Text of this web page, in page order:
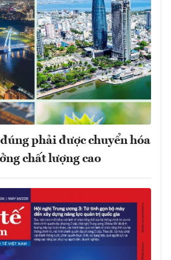
phải được chuyển hóa
chất lượng cao